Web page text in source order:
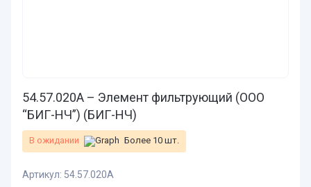
54.57.020А – Элемент фильтрующий (ООО
“БИГ-НЧ”) (БИГ-НЧ)
В ожидании Более 10 шт.
Артикул: 54.57.020А